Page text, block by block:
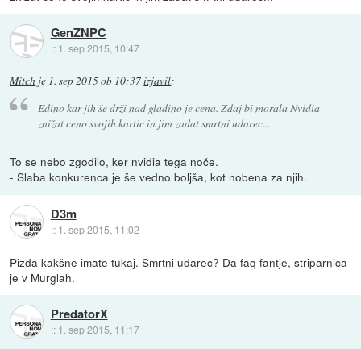
GenZNPC
:: 1. sep 2015, 10:47
Mitch je 1. sep 2015 ob 10:37izjavil:
Edino kar jih še drži nad gladino je cena. Zdaj bi morala Nvidia
znižat ceno svojih kartic in jim zadat smrtni udarec...
To se nebo zgodilo, ker nvidia tega noče.
- Slaba konkurenca je še vedno boljša, kot nobena za njih.
D3m
:: 1. sep 2015, 11:02
Pizda kakšne imate tukaj. Smrtni udarec? Da faq fantje, striparnica
je v Murglah.
PredatorX
:: 1. sep 2015, 11:17